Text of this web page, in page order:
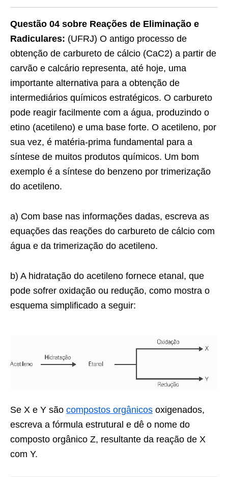
Questão 04 sobre Reações de Eliminação e
Radiculares: (UFRJ) O antigo processo de
obtenção de carbureto de cálcio (CaC2) a partir de
carvão e calcário representa, até hoje, uma
importante alternativa para a obtenção de
intermediários químicos estratégicos. O carbureto
pode reagir facilmente com a água, produzindo o
etino (acetileno) e uma base forte. O acetileno, por
sua vez, é matéria-prima fundamental para a
síntese de muitos produtos químicos. Um bom
exemplo é a síntese do benzeno por trimerização
do acetileno.
a) Com base nas informações dadas, escreva as
equações das reações do carbureto de cálcio com
água e da trimerização do acetileno.
b) A hidratação do acetileno fornece etanal, que
pode sofrer oxidação ou redução, como mostra o
esquema simplificado a seguir:
Se X e Y são compostos orgânicos oxigenados,
escreva a fórmula estrutural e dê o nome do
composto orgânico Z, resultante da reação de X
com Y.